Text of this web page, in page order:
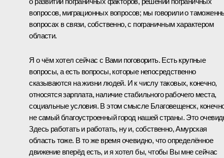
вопросов, миграционных вопросов; мы говорили о
вопросах в связи, собственно, с пограничным характером
области.
Я о чём хотел сейчас с Вами поговорить. Есть крупные
вопросы, а есть вопросы, которые непосредственно
сказываются на жизни людей. И к числу таковых, конечно,
относятся зарплата, наличие стабильного рабочего места,
социальные условия. В этом смысле Благовещенск,
не самый благоустроенный город нашей страны. Это
Здесь работать и работать, ну и, собственно, Амурская
область тоже. В то же время очевидно, что определённое
движение вперёд есть, и я хотел бы, чтобы Вы мне сейчас